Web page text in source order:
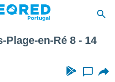
Plage-en-Ré 8 - 14
...